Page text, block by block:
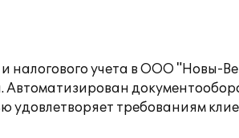
налогового учета в ООО "Новы-
удовлетворяет требованиям